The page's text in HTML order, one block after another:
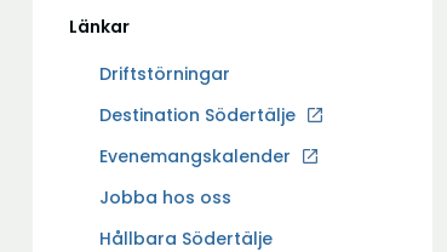
Länkar
Driftstörningar
Destination Södertälje
Ö
p
n
a
Evenemangskalender
Jobba hos oss
Ö
p
Hållbara Södertälje